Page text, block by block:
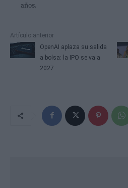
años.
Artículo anterior
OpenAI aplaza su salida
a bolsa: la IPO se va a
2027